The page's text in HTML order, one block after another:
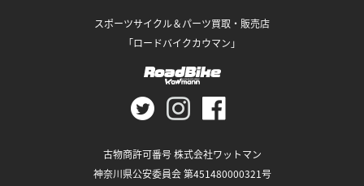
スポーツサイクル＆パーツ買取・販売店
「ロードバイクカウマン」
古物商許可番号 株式会社ワットマン
神奈川県公安委員会 第451480000321号